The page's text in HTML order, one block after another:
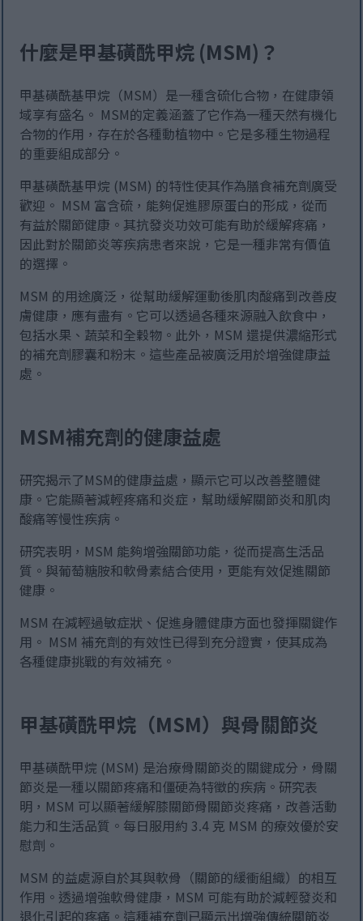
什麼是甲基磺酰甲烷 (MSM)？
甲基磺酰基甲烷（MSM）是一種含硫化合物，在健康領
域享有盛名。 MSM的定義涵蓋了它作為一種天然有機化
合物的作用，存在於各種動植物中。它是多種生物過程
的重要組成部分。
甲基磺酰基甲烷 (MSM) 的特性使其作為膳食補充劑廣受
歡迎。 MSM 富含硫，能夠促進膠原蛋白的形成，從而
有益於關節健康。其抗發炎功效可能有助於緩解疼痛，
因此對於關節炎等疾病患者來說，它是一種非常有價值
的選擇。
MSM 的用途廣泛，從幫助緩解運動後肌肉酸痛到改善皮
膚健康，應有盡有。它可以透過各種來源融入飲食中，
包括水果、蔬菜和全穀物。此外，MSM 還提供濃縮形式
的補充劑膠囊和粉末。這些產品被廣泛用於增強健康益
處。
MSM補充劑的健康益處
研究揭示了MSM的健康益處，顯示它可以改善整體健
康。它能顯著減輕疼痛和炎症，幫助緩解關節炎和肌肉
酸痛等慢性疾病。
研究表明，MSM 能夠增強關節功能，從而提高生活品
質。與葡萄糖胺和軟骨素結合使用，更能有效促進關節
健康。
MSM 在減輕過敏症狀、促進身體健康方面也發揮關鍵作
用。 MSM 補充劑的有效性已得到充分證實，使其成為
各種健康挑戰的有效補充。
甲基磺酰甲烷（MSM）與骨關節炎
甲基磺酰甲烷 (MSM) 是治療骨關節炎的關鍵成分，骨關
節炎是一種以關節疼痛和僵硬為特徵的疾病。研究表
明，MSM 可以顯著緩解膝關節骨關節炎疼痛，改善活動
能力和生活品質。每日服用約 3.4 克 MSM 的療效優於安
慰劑。
MSM 的益處源自於其與軟骨（關節的緩衝組織）的相互
作用。透過增強軟骨健康，MSM 可能有助於減輕發炎和
退化引起的疼痛。這種補充劑已顯示出增強傳統關節炎